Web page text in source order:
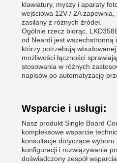
klawiatury, myszy i aparaty
wejściowa 12V / 2A zapewnia,
zasilany z różnych źródeł.
Ogólnie rzecz biorąc,
od Neardi jest wszechstronną
którzy potrzebują wbudowanej
możliwości łączności
stosowania w różnych
napisów po automatyzację
Wsparcie i usługi:
Nasz produkt Single Board
kompleksowe wsparcie
konsultacje dotyczące wyboru
konfiguracji i rozwiązywania
doświadczony zespół